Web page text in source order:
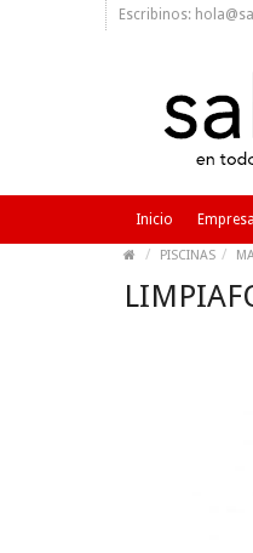
Escribinos:
Inicio Empresa
PISCINAS